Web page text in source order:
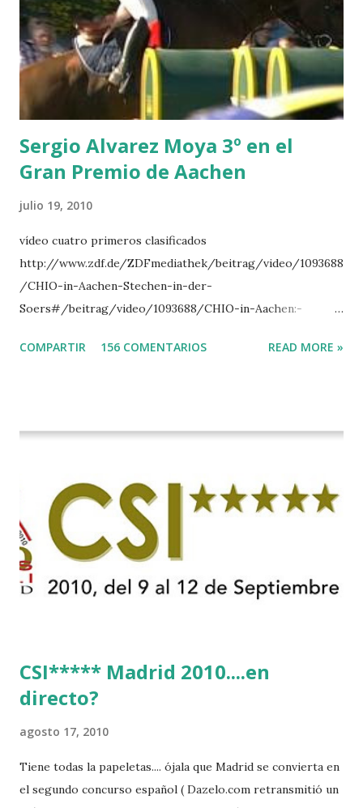
CLUB LADY -O’CONNOR 3 QUICK STUDY - HOUGH 4
LORENZO -AHLMANN 5 L’ESPOIR -GULLIKSEN 6
TOPINAMBOUR -LEPREVOST 7 WISCONSIN 111 -MOYA 8
INTERTOY Z - BRASH 9 HERALD –CORDON 10 SELDANA
DI CAMPALTO -SHARBATLY Vuelta Triunfal... el ganador
del Gran Premio en su vuelta de honor
Sergio Alvarez Moya 3º en el
Gran Premio de Aachen
julio 19, 2010
vídeo cuatro primeros clasificados
http://www.zdf.de/ZDFmediathek/beitrag/video/1093688
/CHIO-in-Aachen-Stechen-in-der-
Soers#/beitrag/video/1093688/CHIO-in-Aachen:-
COMPARTIR 156 COMENTARIOS READ MORE »
CSI***** Madrid 2010....en
directo?
agosto 17, 2010
Tiene todas la papeletas.... ójala que Madrid se convierta en
el segundo concurso español ( Dazelo.com retransmitió un